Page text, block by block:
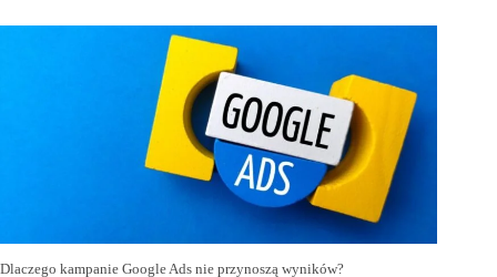
Dlaczego kampanie Google Ads nie przynoszą wyników?